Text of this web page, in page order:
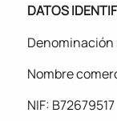
DATOS
Denominación
Nombre
NIF: B72679517